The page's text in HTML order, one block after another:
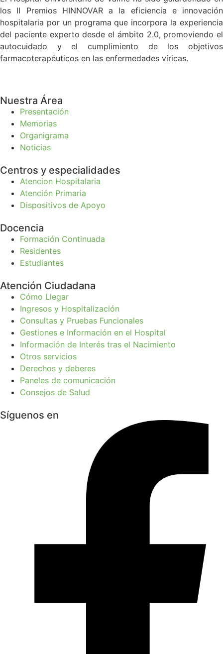
los II Premios HINNOVAR a la eficiencia e innovación
hospitalaria por un programa que incorpora la experiencia
del paciente experto desde el ámbito 2.0, promoviendo el
autocuidado y el cumplimiento de los objetivos
farmacoterapéuticos en las enfermedades víricas.
Nuestra Área
Presentación
Memorias
Organigrama
Noticias
Centros y especialidades
Atencion Hospitalaria
Atención Primaria
Dispositivos de Apoyo
Docencia
Formación Continuada
Residentes
Estudiantes
Atención Ciudadana
Cómo Llegar
Ingresos y Hospitalización
Consultas y Pruebas Funcionales
Gestiones e Información en el Hospital
Información de Interés tras el Nacimiento
Otros servicios
Derechos y deberes
Paneles de comunicación
Consejos de Salud
Síguenos en